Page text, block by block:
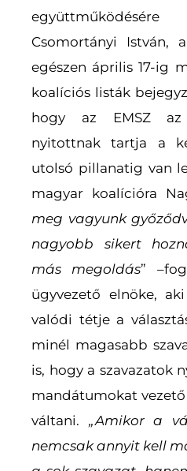
Csomortányi István,
egészen április 17-ig
koalíciós listák
hogy az EMSZ
nyitottnak tartja a
utolsó pillanatig van
magyar koalícióra
meg vagyunk
nagyobb sikert
más megoldás”
ügyvezető elnöke,
valódi tétje a
minél magasabb
is, hogy a szavazatok
mandátumokat
váltani. „Amikor a
nemcsak annyit kell